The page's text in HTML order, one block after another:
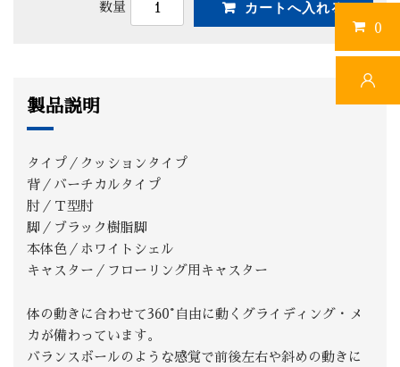
0
数量
製品説明
タイプ／クッションタイプ
背／バーチカルタイプ
肘／Ｔ型肘
脚／ブラック樹脂脚
本体色／ホワイトシェル
キャスター／フローリング用キャスター
体の動きに合わせて360°自由に動くグライディング・メ
カが備わっています。
バランスボールのような感覚で前後左右や斜めの動きに